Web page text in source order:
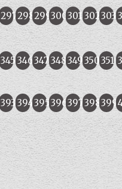
297298299300301 302303
345 346347 348349350351
393 394395396397398399